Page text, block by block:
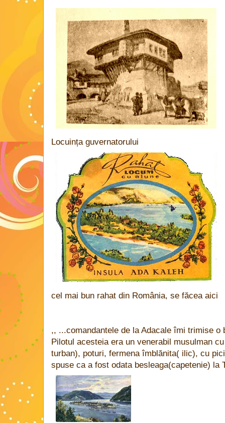
Locuința guvernatorului
cel mai bun rahat din România, se făcea aici
,, ...comandantele de la Adacale îmi trimise o
Pilotul acesteia era un venerabil musulman
turban), poturi, fermena îmblănita( ilic), cu
spuse ca a fost odata besleaga(capetenie) la